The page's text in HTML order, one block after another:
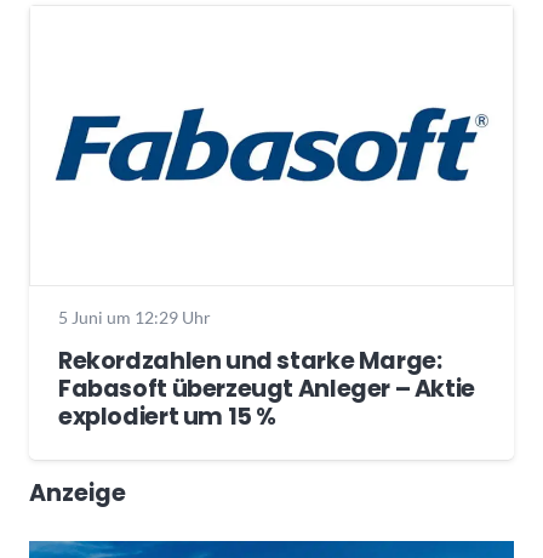
5 Juni um 12:29 Uhr
Rekordzahlen und starke Marge:
Fabasoft überzeugt Anleger – Aktie
explodiert um 15 %
Anzeige